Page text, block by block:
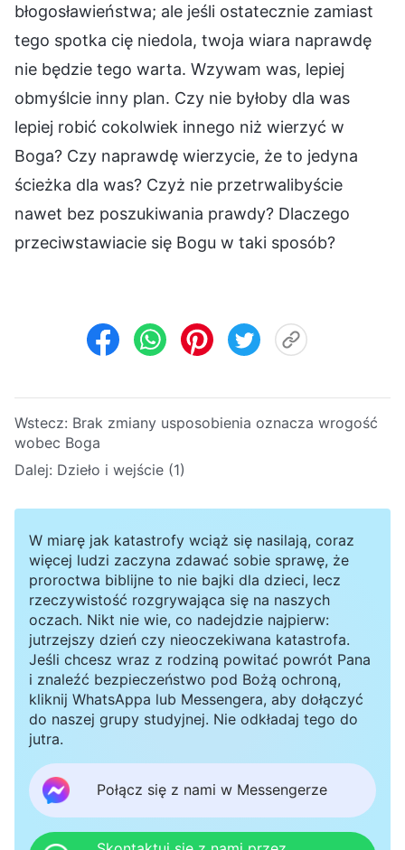
błogosławieństwa; ale jeśli ostatecznie zamiast
tego spotka cię niedola, twoja wiara naprawdę
nie będzie tego warta. Wzywam was, lepiej
obmyślcie inny plan. Czy nie byłoby dla was
lepiej robić cokolwiek innego niż wierzyć w
Boga? Czy naprawdę wierzycie, że to jedyna
ścieżka dla was? Czyż nie przetrwalibyście
nawet bez poszukiwania prawdy? Dlaczego
przeciwstawiacie się Bogu w taki sposób?
Wstecz: Brak zmiany usposobienia oznacza wrogość
wobec Boga
Dalej: Dzieło i wejście (1)
W miarę jak katastrofy wciąż się nasilają, coraz
więcej ludzi zaczyna zdawać sobie sprawę, że
proroctwa biblijne to nie bajki dla dzieci, lecz
rzeczywistość rozgrywająca się na naszych
oczach. Nikt nie wie, co nadejdzie najpierw:
jutrzejszy dzień czy nieoczekiwana katastrofa.
Jeśli chcesz wraz z rodziną powitać powrót Pana
i znaleźć bezpieczeństwo pod Bożą ochroną,
kliknij WhatsAppa lub Messengera, aby dołączyć
do naszej grupy studyjnej. Nie odkładaj tego do
jutra.
Połącz się z nami w Messengerze